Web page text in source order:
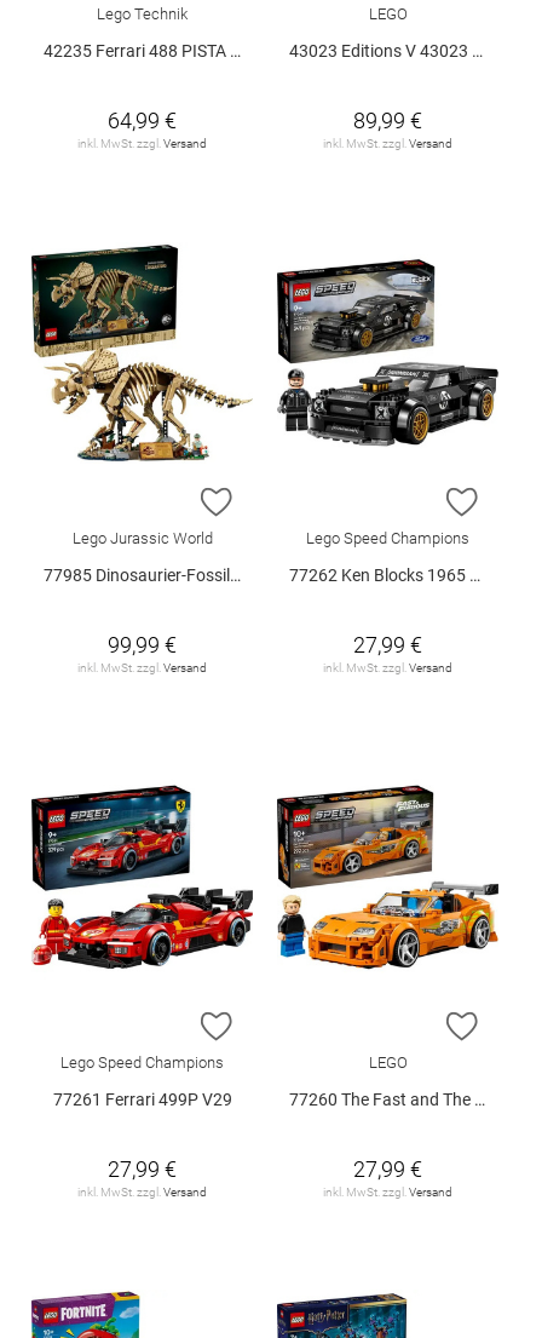
Lego Technik
42235 Ferrari 488 PISTA Auto V29
64,99 €
inkl. MwSt. zzgl.Versand
LEGO
43023 Editions V 43023 V29
89,99 €
inkl. MwSt. zzgl.Versand
ZUR WUNSCHLISTE HINZUFÜGEN
Lego Jurassic World
77985 Dinosaurier-Fossilien: Trice.. V29
99,99 €
inkl. MwSt. zzgl. Versand
ZUR
Lego Speed Champions
77262 Ken Blocks 1965 Ford Mustang.. V29
27,99 €
inkl. MwSt. zzgl. Versand
ZUR WUNSCHLISTE HINZUFÜGEN
Lego Speed Champions
77261 Ferrari 499P V29
27,99 €
inkl. MwSt. zzgl. Versand
ZUR
LEGO
77260 The Fast and The Furious Toyota Su
27,99 €
inkl. MwSt. zzgl. Versand